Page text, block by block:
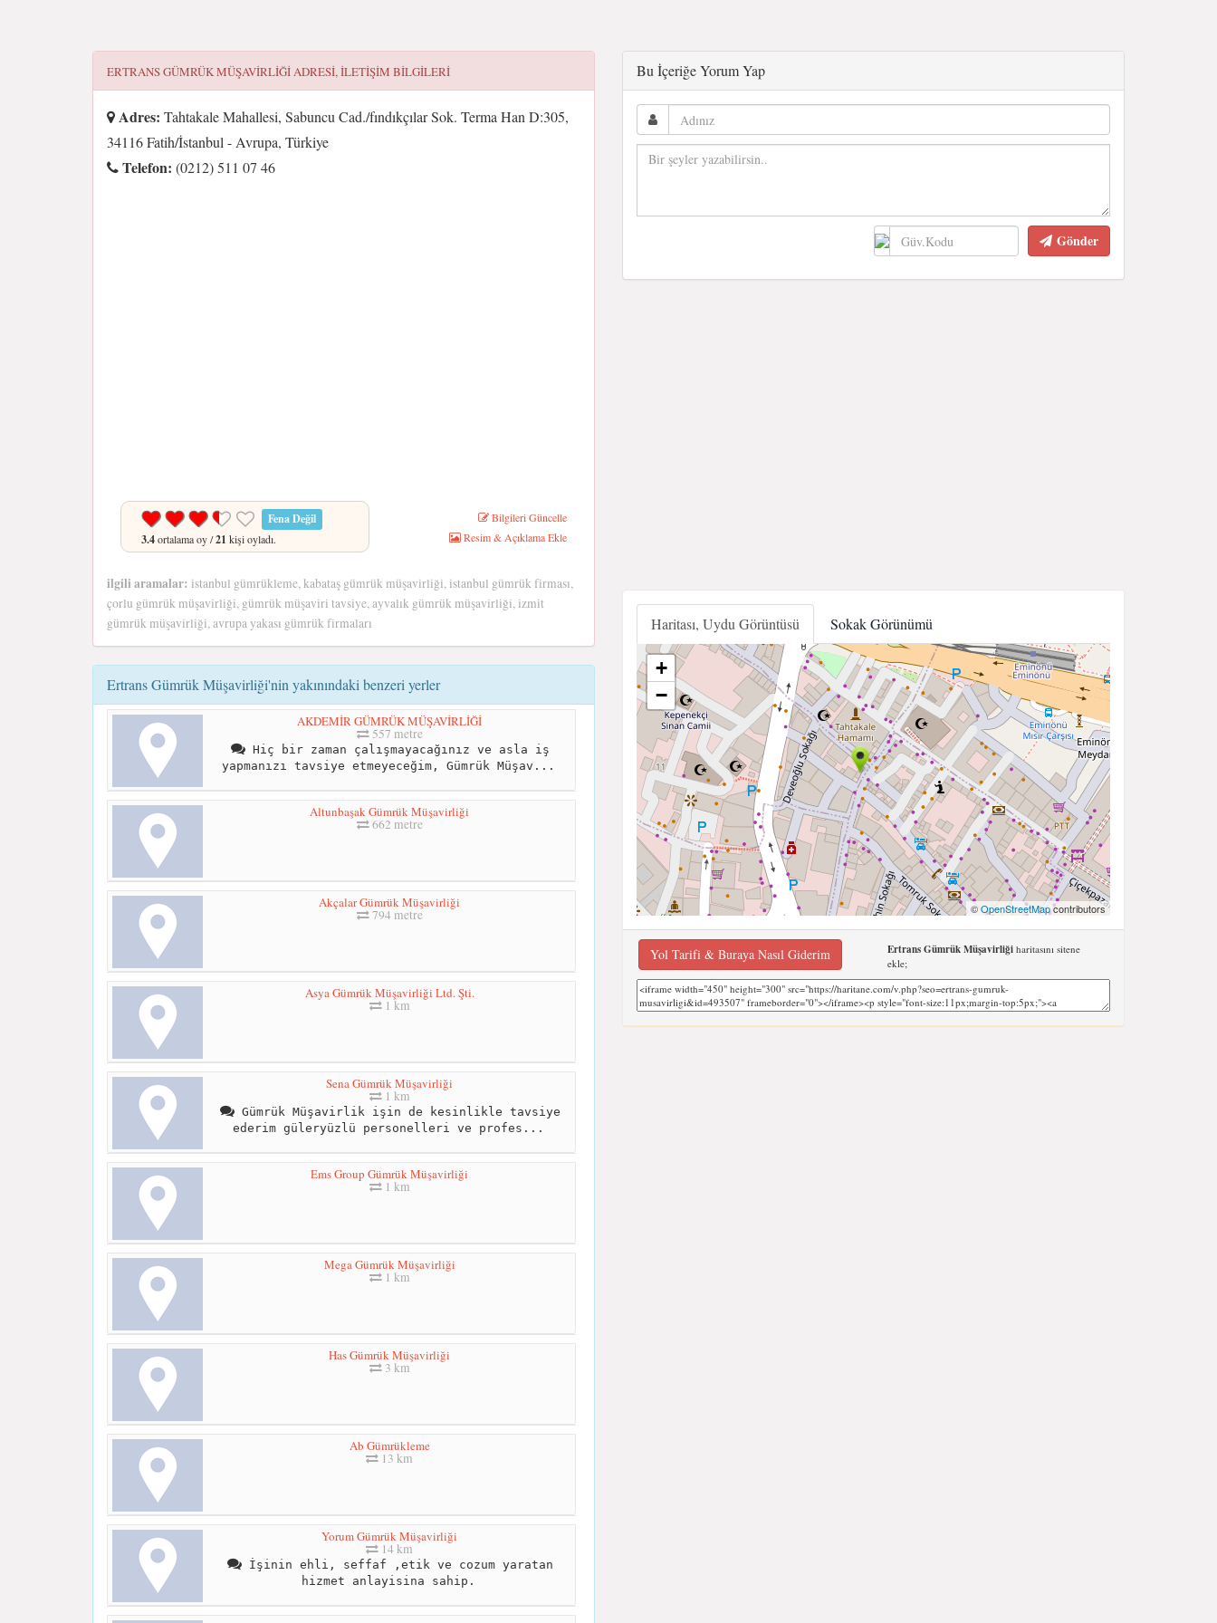
ERTRANS GÜMRÜK MÜŞAVIRLIĞIADRESI, ILETIŞIM BILGILERI
Adres: Tahtakale Mahallesi, Sabuncu Cad./fındıkçılar Sok. Terma Han D:305,
34116 Fatih/İstanbul - Avrupa, Türkiye
Telefon: (0212) 511 07 46
Fena Değil
3.4ortalama oy /21 kişi oyladı.
Bilgileri Güncelle
Resim & Açıklama Ekle
ilgili aramalar: istanbul gümrükleme, kabataş gümrük müşavirliği, istanbul gümrük firması,
çorlu gümrük müşavirliği, gümrük müşaviri tavsiye, ayvalık gümrük müşavirliği, izmit
gümrük müşavirliği, avrupa yakası gümrük firmaları
Ertrans Gümrük Müşavirliği'nin yakınındaki benzeri yerler
AKDEMİR GÜMRÜK MÜŞAVİRLİĞİ
557 metre
Hiç bir zaman çalışmayacağınız ve asla iş
yapmanızı tavsiye etmeyeceğim, Gümrük Müşav...
Altunbaşak Gümrük Müşavirliği
662 metre
Akçalar Gümrük Müşavirliği
794 metre
Asya Gümrük Müşavirliği Ltd. Şti.
1 km
Sena Gümrük Müşavirliği
1 km
Gümrük Müşavirlik işin de kesinlikle tavsiye
ederim güleryüzlü personelleri ve profes...
Ems Group Gümrük Müşavirliği
1 km
Mega Gümrük Müşavirliği
1 km
Has Gümrük Müşavirliği
3 km
Ab Gümrükleme
13 km
Yorum Gümrük Müşavirliği
14 km
İşinin ehli, seffaf ,etik ve cozum yaratan
hizmet anlayisina sahip.
Bu İçeriğe Yorum Yap
Gönder
Haritası, Uydu Görüntüsü Sokak Görünümü
+
−
©OpenStreetMapcontributors
Yol Tarifi & Buraya Nasıl Giderim Ertrans Gümrük Müşavirliğiharitasını sitene
ekle;